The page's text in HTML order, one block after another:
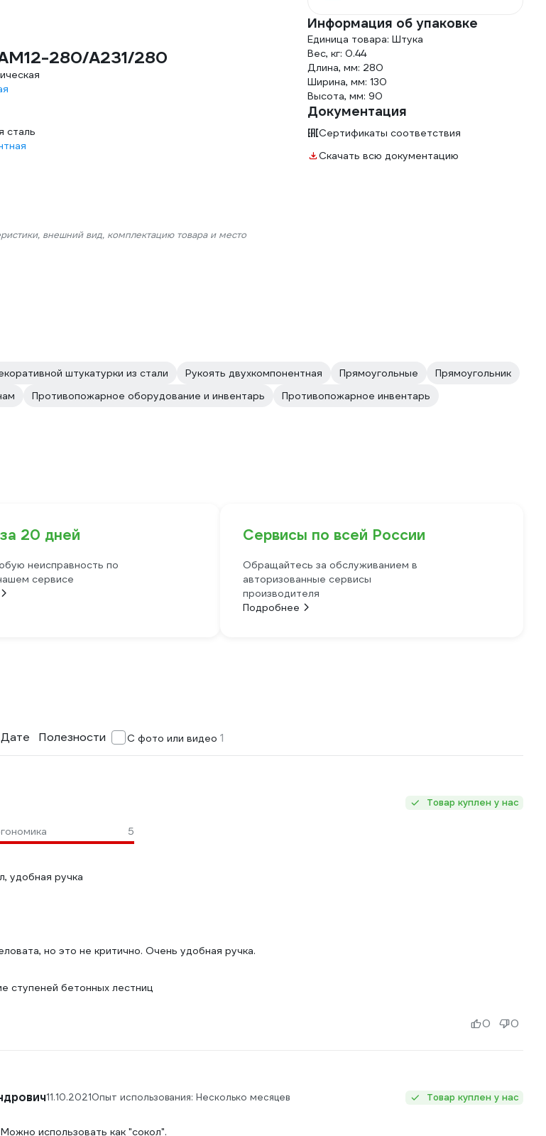
280/A231/280
сталь
внешний вид, комплектацию товара и место
Информация об упаковке
Единица товара: Штука
Вес, кг: 0.44
Длина, мм: 280
Ширина, мм: 130
Высота, мм: 90
Документация
Сертификаты соответствия
Скачать всю документацию
штукатурки из стали Рукоять двухкомпонентная Прямоугольные
Прямоугольник
Противопожарное оборудование и инвентарь
Противопожарное инвентарь
20 дней
неисправность по
сервисе
Сервисы по всей России
Обращайтесь за обслуживанием в
авторизованные сервисы
производителя
Подробнее
Дате Полезности С фото или видео 1
Товар куплен у нас
5
удобная ручка
но это не критично. Очень удобная ручка.
ступеней бетонных лестниц
0 0
11.10.2021Опыт использования: Несколько месяцев Товар куплен у нас
использовать как "сокол".